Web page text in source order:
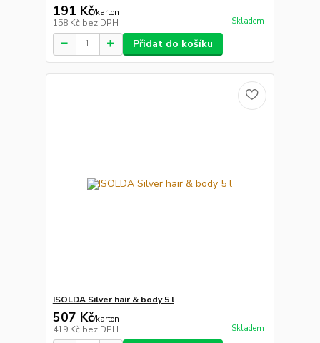
191 Kč/karton
158 Kč bez DPH Skladem
Přidat do košíku
ISOLDA Silver hair & body 5 l
507 Kč/karton
419 Kč bez DPH Skladem